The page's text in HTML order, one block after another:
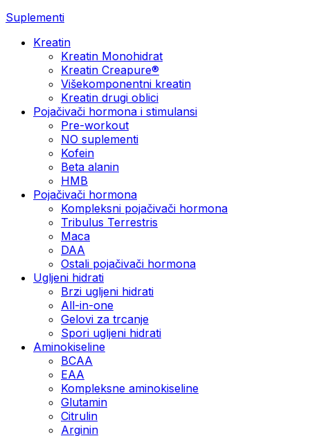
Suplementi
Kreatin
Kreatin Monohidrat
Kreatin Creapure®
Višekomponentni kreatin
Kreatin drugi oblici
Pojačivači hormona i stimulansi
Pre-workout
NO suplementi
Kofein
Beta alanin
HMB
Pojačivači hormona
Kompleksni pojačivači hormona
Tribulus Terrestris
Maca
DAA
Ostali pojačivači hormona
Ugljeni hidrati
Brzi ugljeni hidrati
All-in-one
Gelovi za trcanje
Spori ugljeni hidrati
Aminokiseline
BCAA
ЕАА
Kompleksne aminokiseline
Glutamin
Citrulin
Arginin